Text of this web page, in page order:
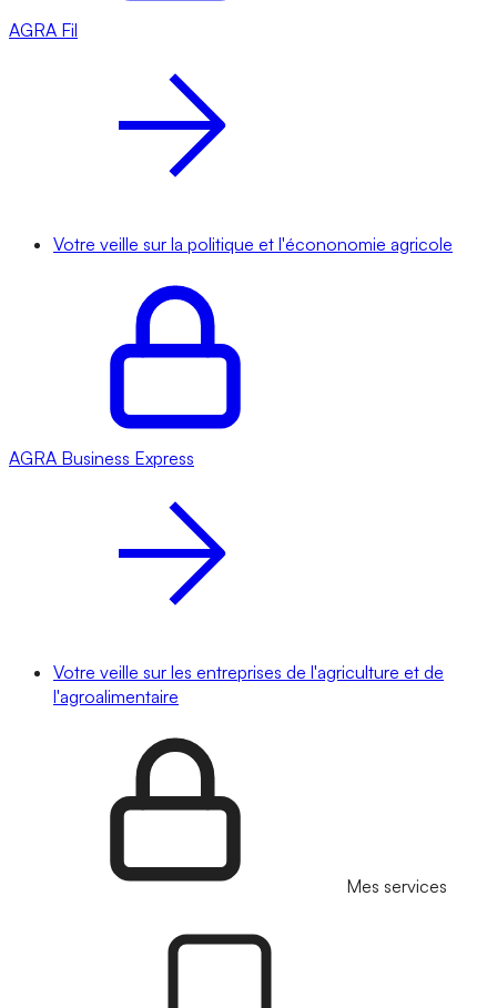
AGRA Fil
Votre veille sur la politique et l'écononomie agricole
AGRA Business Express
Votre veille sur les entreprises de l'agriculture et de
l'agroalimentaire
Mes services